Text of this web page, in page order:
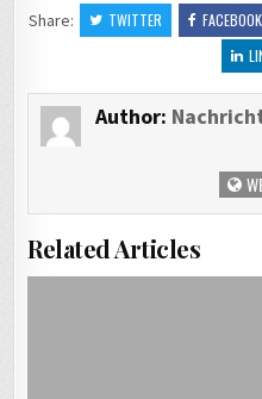
Share:
TWITTER FACEBOOK
Author:
Related Articles